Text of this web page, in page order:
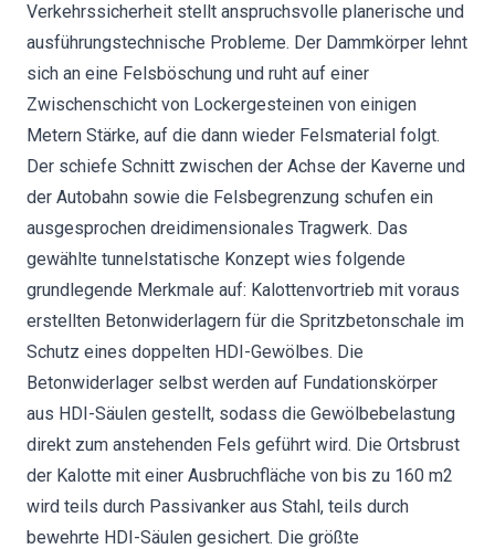
Verkehrssicherheit stellt anspruchsvolle planerische und
ausführungstechnische Probleme. Der Dammkörper lehnt
sich an eine Felsböschung und ruht auf einer
Zwischenschicht von Lockergesteinen von einigen
Metern Stärke, auf die dann wieder Felsmaterial folgt.
Der schiefe Schnitt zwischen der Achse der Kaverne und
der Autobahn sowie die Felsbegrenzung schufen ein
ausgesprochen dreidimensionales Tragwerk. Das
gewählte tunnelstatische Konzept wies folgende
grundlegende Merkmale auf: Kalottenvortrieb mit voraus
erstellten Betonwiderlagern für die Spritzbetonschale im
Schutz eines doppelten HDI-Gewölbes. Die
Betonwiderlager selbst werden auf Fundationskörper
aus HDI-Säulen gestellt, sodass die Gewölbebelastung
direkt zum anstehenden Fels geführt wird. Die Ortsbrust
der Kalotte mit einer Ausbruchfläche von bis zu 160 m2
wird teils durch Passivanker aus Stahl, teils durch
bewehrte HDI-Säulen gesichert. Die größte